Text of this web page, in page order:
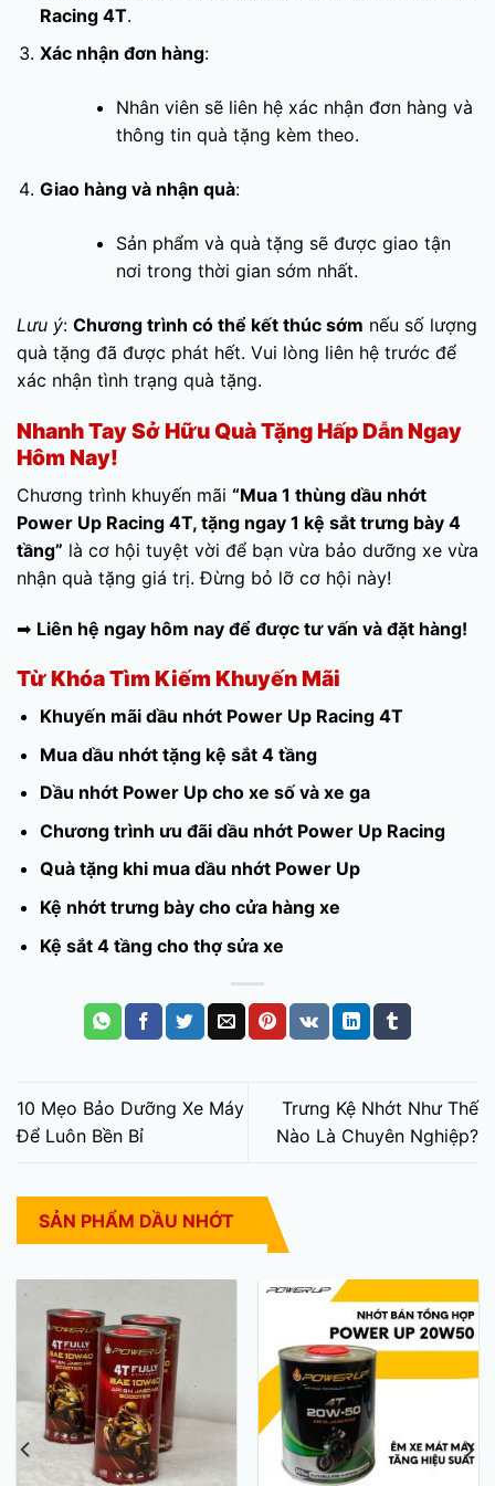
Racing 4T.
Xác nhận đơn hàng:
Nhân viên sẽ liên hệ xác nhận đơn hàng và
thông tin quà tặng kèm theo.
Giao hàng và nhận quà:
Sản phẩm và quà tặng sẽ được giao tận
nơi trong thời gian sớm nhất.
Lưu ý: Chương trình có thể kết thúc sớm nếu số lượng
quà tặng đã được phát hết. Vui lòng liên hệ trước để
xác nhận tình trạng quà tặng.
Nhanh Tay Sở Hữu Quà Tặng Hấp Dẫn Ngay
Hôm Nay!
Chương trình khuyến mãi “Mua 1 thùng dầu nhớt
Power Up Racing 4T, tặng ngay 1 kệ sắt trưng bày 4
tầng” là cơ hội tuyệt vời để bạn vừa bảo dưỡng xe vừa
nhận quà tặng giá trị. Đừng bỏ lỡ cơ hội này!
➡ Liên hệ ngay hôm nay để được tư vấn và đặt hàng!
Từ Khóa Tìm Kiếm Khuyến Mãi
Khuyến mãi dầu nhớt Power Up Racing 4T
Mua dầu nhớt tặng kệ sắt 4 tầng
Dầu nhớt Power Up cho xe số và xe ga
Chương trình ưu đãi dầu nhớt Power Up Racing
Quà tặng khi mua dầu nhớt Power Up
Kệ nhớt trưng bày cho cửa hàng xe
Kệ sắt 4 tầng cho thợ sửa xe
10 Mẹo Bảo Dưỡng Xe Máy
Để Luôn Bền Bỉ
Trưng Kệ Nhớt Như Thế
Nào Là Chuyên Nghiệp?
SẢN PHẨM DẦU NHỚT